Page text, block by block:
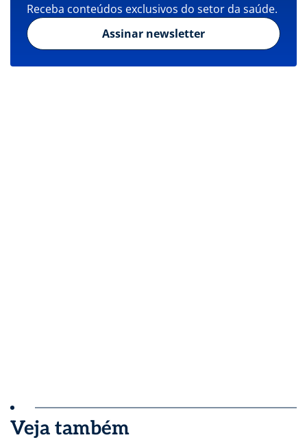
Receba conteúdos exclusivos do setor da saúde.
Assinar newsletter
Veja também